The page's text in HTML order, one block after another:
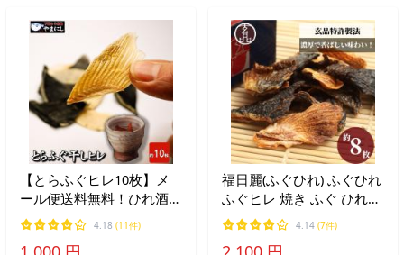
【とらふぐヒレ10枚】メ
ール便送料無料！ひれ酒用
高級珍味 トラフグ 干しひ
れ 日本酒 熱燗に◎
4.18 (11件)
福日麗(ふぐひれ) ふぐひれ
ふぐヒレ 焼き ふぐ ひれ
ヒレ (ひれ酒用焼きひれ）
約10g 特許製法 焼きとら
4.14 (7件)